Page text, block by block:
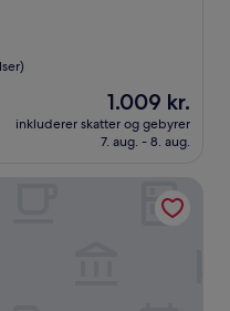
Prisen
er
1.009 kr.
1.009 kr.
inkluderer skatter og gebyrer
7. aug. - 8. aug.